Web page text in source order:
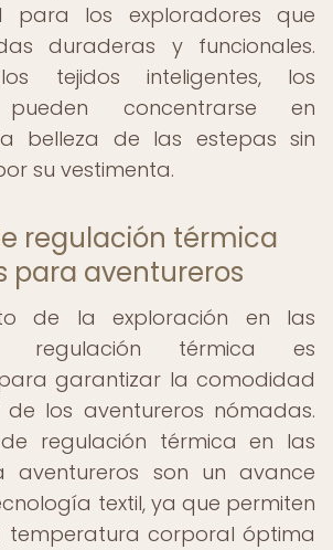
para los exploradores que
duraderas y funcionales.
tejidos inteligentes, los
pueden concentrarse en
belleza de las estepas sin
su vestimenta.
regulación térmica
para aventureros
de la exploración en las
regulación térmica es
garantizar la comodidad
los aventureros nómadas.
regulación térmica en las
aventureros son un avance
textil, ya que permiten
temperatura corporal óptima